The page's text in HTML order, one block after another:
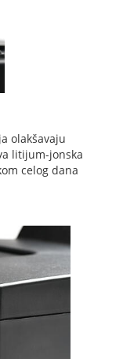
olakšavaju
litijum-jonska
celog dana